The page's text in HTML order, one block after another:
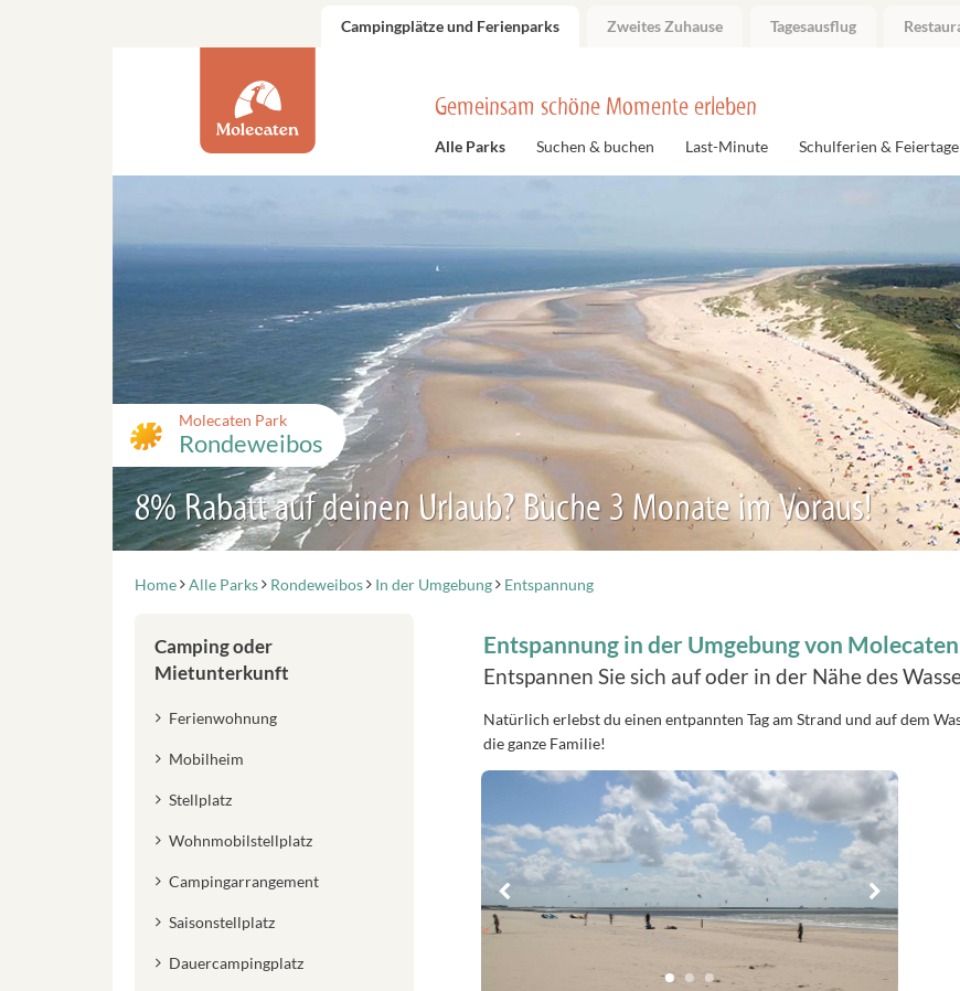
Campingplätze und Ferienparks Zweites Zuhause Tagesausflug
Gemeinsam schöne Momente erleben
Alle Parks Suchen & buchen Last-Minute Schulferien & Feiertage
Molecaten Park
Rondeweibos
8% Rabatt auf deinen Urlaub? Buche 3 Monate im Voraus!
Home Alle Parks Rondeweibos In der Umgebung Entspannung
Entspannung in der Umgebung von
Entspannen Sie sich auf oder in der Nähe des
Natürlich erlebst du einen entpannten Tag am Strand und auf dem
die ganze Familie!
Camping oder
Mietunterkunft
Ferienwohnung
Mobilheim
Stellplatz
Wohnmobilstellplatz
Campingarrangement
Saisonstellplatz
Dauercampingplatz